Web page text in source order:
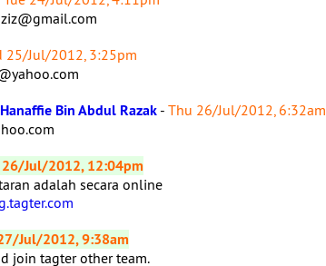
25/Jul/2012, 3:25pm
Bin Abdul Razak - Thu 26/Jul/2012, 6:32am
Jul/2012, 12:04pm
adalah secara online
Jul/2012, 9:38am
join tagter other team.